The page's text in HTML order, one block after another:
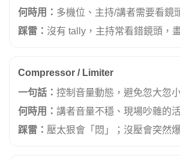
何時用： 多機位、主持/講者需要看鏡
踩雷： 沒有 tally，主持常看錯鏡頭，
Compressor / Limiter
一句話： 控制音量動態，避免忽大忽
何時用： 講者音量不穩、現場吵雜的
踩雷： 壓太狠會「悶」；沒壓會突然